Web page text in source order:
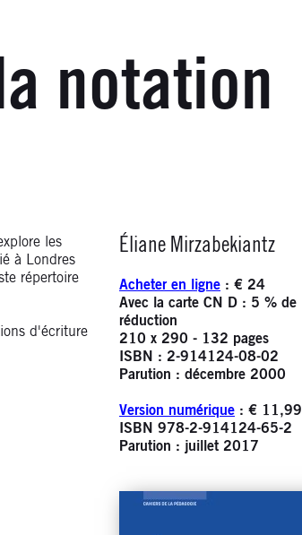
notation
les
à Londres
répertoire
d'écriture
Infos
Éliane Mirzabekiantz
Acheter en ligne : € 24
Avec la carte CN D : 5 % de
réduction
210 x 290 - 132 pages
ISBN : 2-914124-08-02
Parution : décembre 2000
Version numérique : € 11,99
ISBN 978-2-914124-65-2
Parution : juillet 2017